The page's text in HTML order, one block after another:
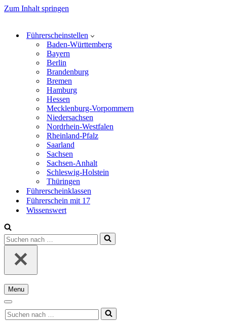
Zum Inhalt springen
Führerscheinstellen
Baden-Württemberg
Bayern
Berlin
Brandenburg
Bremen
Hamburg
Hessen
Mecklenburg-Vorpommern
Niedersachsen
Nordrhein-Westfalen
Rheinland-Pfalz
Saarland
Sachsen
Sachsen-Anhalt
Schleswig-Holstein
Thüringen
Führerscheinklassen
Führerschein mit 17
Wissenswert
Suchen
nach …
Menu
Navigationsmenü
Navigationsmenü
Suchen
nach …